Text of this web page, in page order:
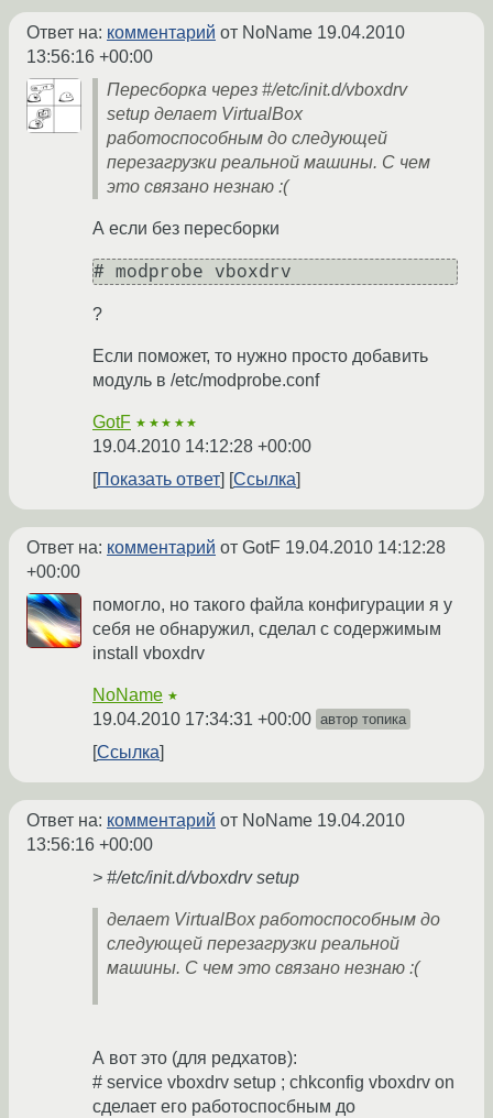
Ответ на: комментарий от NoName 19.04.2010
13:56:16 +00:00
Пересборка через #/etc/init.d/vboxdrv
setup делает VirtualBox
работоспособным до следующей
перезагрузки реальной машины. С чем
это связано незнаю :(
А если без пересборки
# modprobe vboxdrv
?
Если поможет, то нужно просто добавить
модуль в /etc/modprobe.conf
GotF ★★★★★
19.04.2010 14:12:28 +00:00
Показать ответ
Ссылка
Ответ на: комментарий от GotF 19.04.2010 14:12:28
+00:00
помогло, но такого файла конфигурации я у
себя не обнаружил, сделал с содержимым
install vboxdrv
NoName ★
19.04.2010 17:34:31 +00:00 автор топика
Ссылка
Ответ на: комментарий от NoName 19.04.2010
13:56:16 +00:00
> #/etc/init.d/vboxdrv setup
делает VirtualBox работоспособным до
следующей перезагрузки реальной
машины. С чем это связано незнаю :(
А вот это (для редхатов):
# service vboxdrv setup ; chkconfig vboxdrv on
сделает его работоспосбным до